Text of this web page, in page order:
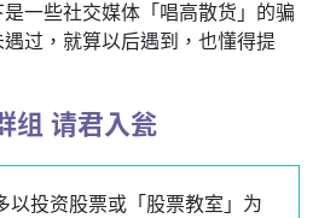
一些社交媒体「唱高散货」的骗
过，就算以后遇到，也懂得提
组 请君入瓮
以投资股票或「股票教室」为